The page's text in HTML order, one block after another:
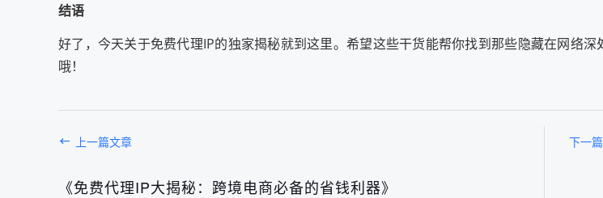
结语
好了，今天关于免费代理IP的独家揭秘就到这里。希望这些干货能帮你找到那些隐藏在网络
哦！
上一篇文章
《免费代理IP大揭秘：跨境电商必备的省钱利器》
下一